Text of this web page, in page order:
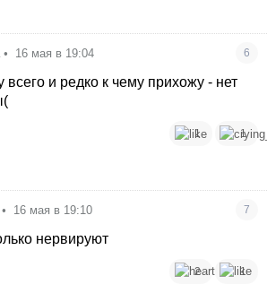
• 16 мая в 19:04 6
всего и редко к чему прихожу - нет
1 1
• 16 мая в 19:10 7
нервируют
2 1